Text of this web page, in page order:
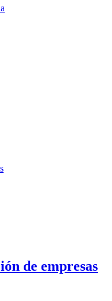
de empresas